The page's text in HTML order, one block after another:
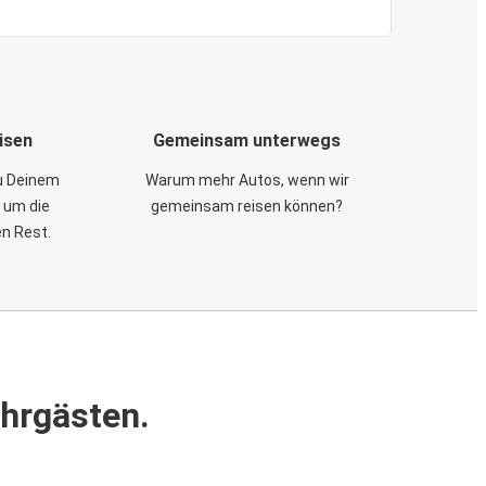
Deinem
die
Rest.
Gemeinsam unterwegs
Warum mehr Autos, wenn wir
gemeinsam reisen können?